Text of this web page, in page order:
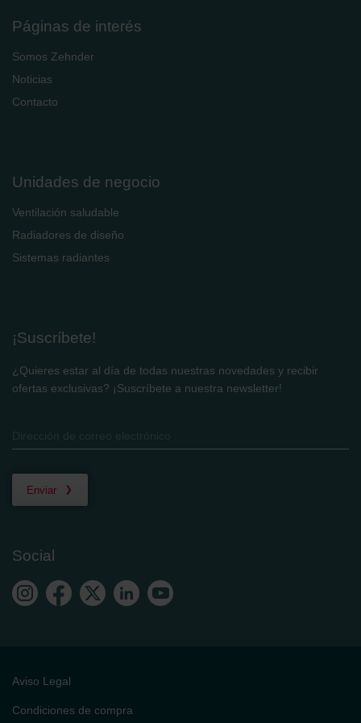
Páginas de interés
Somos Zehnder
Noticias
Contacto
Unidades de negocio
Ventilación saludable
Radiadores de diseño
Sistemas radiantes
¡Suscríbete!
¿Quieres estar al día de todas nuestras novedades y recibir
ofertas exclusivas? ¡Suscríbete a nuestra newsletter!
Enviar
Social
Aviso Legal
Condiciones de compra